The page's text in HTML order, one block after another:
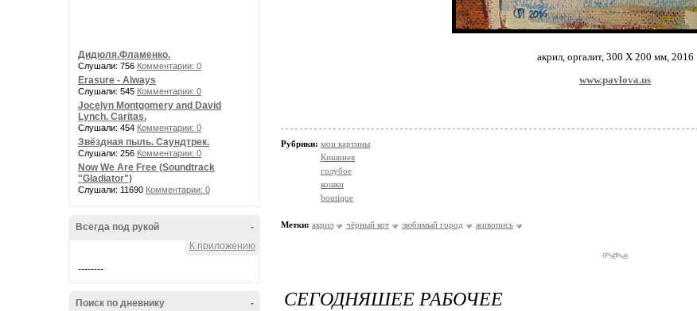
Дидюля.Фламенко.
Слушали: 756 Комментарии: 0
Erasure - Always
Слушали: 545 Комментарии: 0
Jocelyn Montgomery and David
Lynch. Caritas.
Слушали: 454 Комментарии: 0
Звёздная пыль. Саундтрек.
Слушали: 256 Комментарии: 0
Now We Are Free (Soundtrack
"Gladiator")
Слушали: 11690 Комментарии: 0
-
Всегда под рукой
К приложению
--------
-
Поиск по дневнику
акрил, оргалит, 300 Х 200 мм, 2016
www.pavlova.us
Рубрики: мои картины
Кишинев
голубое
кошки
boutique
Метки: акрил чёрный кот любимый город живопись
СЕГОДНЯШЕЕ РАБОЧЕЕ